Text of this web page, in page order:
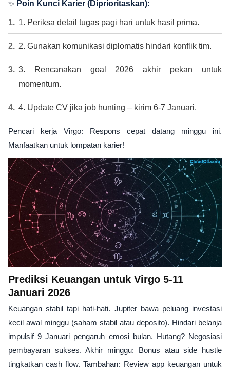
✨ Poin Kunci Karier (Diprioritaskan):
1. Periksa detail tugas pagi hari untuk hasil prima.
2. Gunakan komunikasi diplomatis hindari konflik tim.
3. Rencanakan goal 2026 akhir pekan untuk
momentum.
4. Update CV jika job hunting – kirim 6-7 Januari.
Pencari kerja Virgo: Respons cepat datang minggu ini.
Manfaatkan untuk lompatan karier!
Prediksi Keuangan untuk Virgo 5-11
Januari 2026
Keuangan stabil tapi hati-hati. Jupiter bawa peluang investasi
kecil awal minggu (saham stabil atau deposito). Hindari belanja
impulsif 9 Januari pengaruh emosi bulan. Hutang? Negosiasi
pembayaran sukses. Akhir minggu: Bonus atau side hustle
tingkatkan cash flow. Tambahan: Review app keuangan untuk